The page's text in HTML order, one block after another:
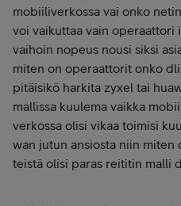
mobiiliverkossa vai onko
voi vaikuttaa vain
vaihoin nopeus nousi siksi
miten on operaattorit onko
pitäisikö harkita zyxel tai
mallissa kuulema vaikka
verkossa olisi vikaa toimisi
wan jutun ansiosta niin miten
teistä olisi paras reititin malli